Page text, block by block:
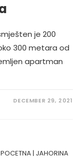
je 200
300 metara od
apartman
DECEMBER 29, 2021
POCETNA | JAHORINA